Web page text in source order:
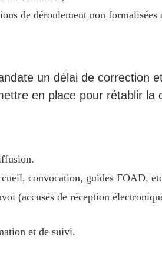
de déroulement non formalisées
un délai de correction
en place pour rétablir la
convocation, guides FOAD,
(accusés de réception
et de suivi.